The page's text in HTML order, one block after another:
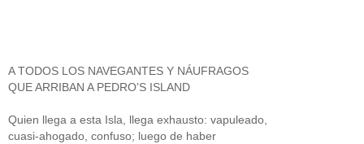
A TODOS LOS NAVEGANTES Y NÁUFRAGOS
QUE ARRIBAN A PEDRO’S ISLAND
Quien llega a esta Isla, llega exhausto: vapuleado,
cuasi-ahogado, confuso; luego de haber